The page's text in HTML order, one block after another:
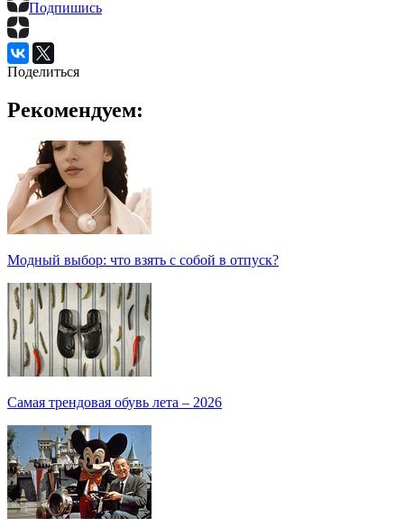
Подпишись
Поделиться
Рекомендуем:
Модный выбор: что взять с собой в отпуск?
Самая трендовая обувь лета – 2026